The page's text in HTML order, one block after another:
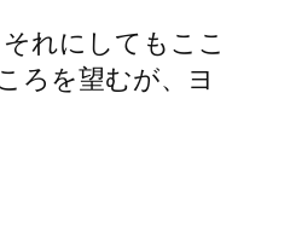
れにしてもここ
ろを望むが、ヨ